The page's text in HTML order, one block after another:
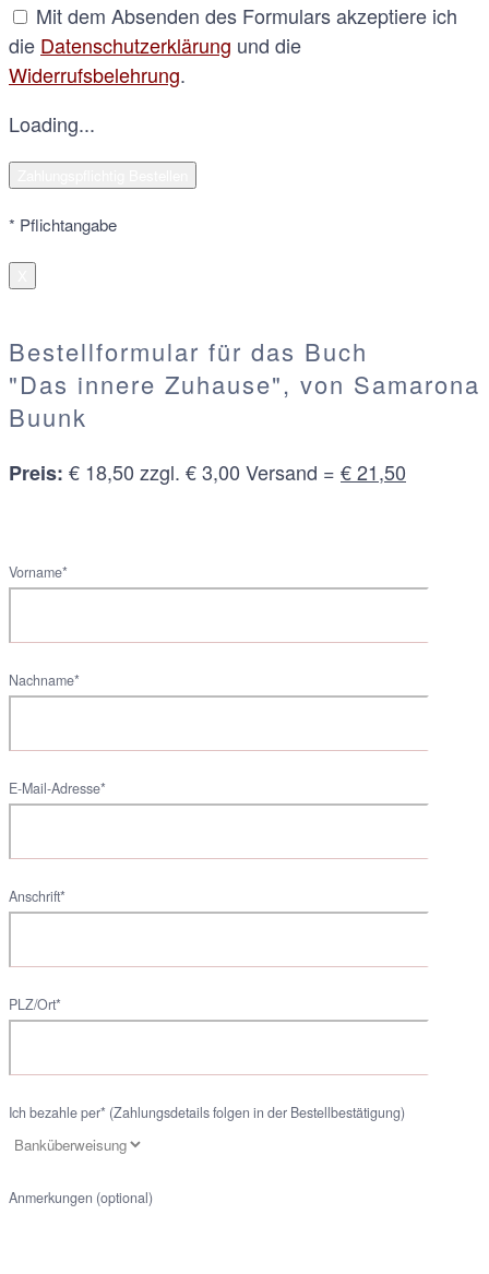
Mit dem Absenden des Formulars akzeptiere ich
die Datenschutzerklärung und die
Widerrufsbelehrung.
Loading...
* Pflichtangabe
Bestellformular für das Buch
"Das innere Zuhause", von Samarona
Buunk
Preis: € 18,50 zzgl. € 3,00 Versand = € 21,50
Vorname*
Nachname*
E-Mail-Adresse*
Anschrift*
PLZ/Ort*
Ich bezahle per* (Zahlungsdetails folgen in der Bestellbestätigung)
Anmerkungen (optional)